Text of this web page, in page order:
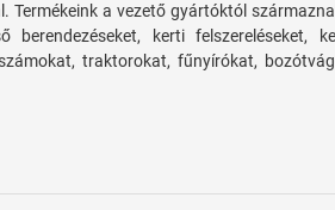
Termékeink a vezető gyártóktól
berendezéseket, kerti felszereléseket,
traktorokat, fűnyírókat,